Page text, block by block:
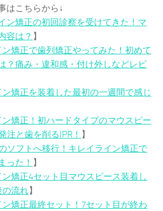
はこちらから↓
ン矯正の初回診察を受けてきた！マ
容は？ 】
矯正で歯列矯正やってみた！初めて
？痛み・違和感・付け外しなどレビ
矯正を装着した最初の一週間で感じ
ン矯正！初ハードタイプのマウスピー
注と歯を削るIPR！ 】
ソフトへ移行！キレイライン矯正で
った！ 】
矯正4セット目マウスピース装着し
の流れ】
矯正最終セット！7セット目が終わ